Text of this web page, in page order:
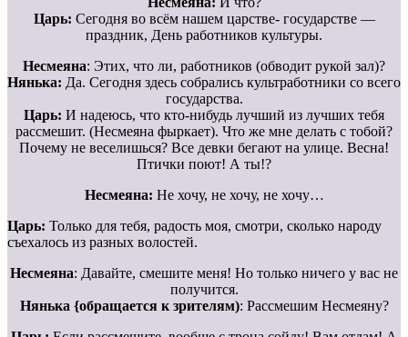
Царь: Сегодня во всём нашем царстве- государстве —
праздник, День работников культуры.
Несмеяна: Этих, что ли, работников (обводит рукой зал)?
Нянька: Да. Сегодня здесь собрались культработники со всего
государства.
Царь: И надеюсь, что кто-нибудь лучший из лучших тебя
рассмешит. (Несмеяна фыркает). Что же мне делать с тобой?
Почему не веселишься? Все девки бегают на улице. Весна!
Птички поют! А ты!?
Несмеяна: Не хочу, не хочу, не хочу…
Царь: Только для тебя, радость моя, смотри, сколько народу
съехалось из разных волостей.
Несмеяна: Давайте, смешите меня! Но только ничего у вас не
получится.
Нянька {обращается к зрителям): Рассмешим Несмеяну?